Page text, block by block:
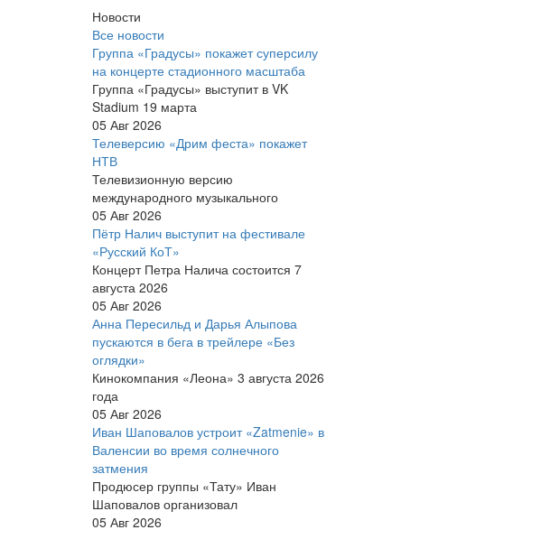
Новости
Все новости
Группа «Градусы» покажет суперсилу
на концерте стадионного масштаба
Группа «Градусы» выступит в VK
Stadium 19 марта
05 Авг 2026
Телеверсию «Дрим феста» покажет
НТВ
Телевизионную версию
международного музыкального
05 Авг 2026
Пётр Налич выступит на фестивале
«Русский КоТ»
Концерт Петра Налича состоится 7
августа 2026
05 Авг 2026
Анна Пересильд и Дарья Алыпова
пускаются в бега в трейлере «Без
оглядки»
Кинокомпания «Леона» 3 августа 2026
года
05 Авг 2026
Иван Шаповалов устроит «Zatmenie» в
Валенсии во время солнечного
затмения
Продюсер группы «Тату» Иван
Шаповалов организовал
05 Авг 2026